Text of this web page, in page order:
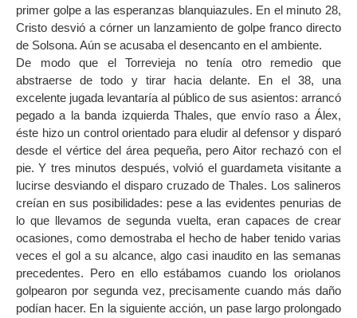
primer golpe a las esperanzas blanquiazules. En el minuto 28,
Cristo desvió a córner un lanzamiento de golpe franco directo
de Solsona. Aún se acusaba el desencanto en el ambiente.
De modo que el Torrevieja no tenía otro remedio que
abstraerse de todo y tirar hacia delante. En el 38, una
excelente jugada levantaría al público de sus asientos: arrancó
pegado a la banda izquierda Thales, que envío raso a Álex,
éste hizo un control orientado para eludir al defensor y disparó
desde el vértice del área pequeña, pero Aitor rechazó con el
pie. Y tres minutos después, volvió el guardameta visitante a
lucirse desviando el disparo cruzado de Thales. Los salineros
creían en sus posibilidades: pese a las evidentes penurias de
lo que llevamos de segunda vuelta, eran capaces de crear
ocasiones, como demostraba el hecho de haber tenido varias
veces el gol a su alcance, algo casi inaudito en las semanas
precedentes. Pero en ello estábamos cuando los oriolanos
golpearon por segunda vez, precisamente cuando más daño
podían hacer. En la siguiente acción, un pase largo prolongado